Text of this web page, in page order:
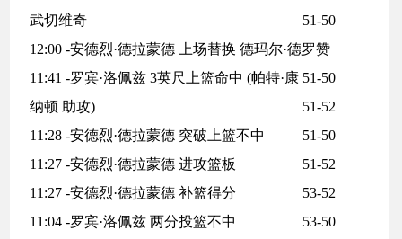
武切维奇
51-50
12:00 -安德烈·德拉蒙德 上场替换 德玛尔·德罗赞
51-50
11:41 -罗宾·洛佩兹 3英尺上篮命中 (帕特·康
纳顿 助攻)
51-52
11:28 -安德烈·德拉蒙德 突破上篮不中
51-50
11:27 -安德烈·德拉蒙德 进攻篮板
51-52
11:27 -安德烈·德拉蒙德 补篮得分
53-52
11:04 -罗宾·洛佩兹 两分投篮不中
53-50